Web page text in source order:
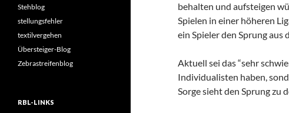
behalten und aufsteigen
Spielen in einer höheren
ein Spieler den Sprung aus
Aktuell sei das “sehr
Individualisten haben,
Sorge sieht den Sprung zu
Stehblog
stellungsfehler
textilvergehen
Übersteiger-Blog
Zebrastreifenblog
RBL-LINKS